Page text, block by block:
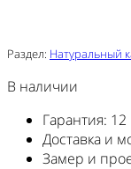
Раздел: Натуральный
В наличии
Гарантия:
Доставка и
Замер и